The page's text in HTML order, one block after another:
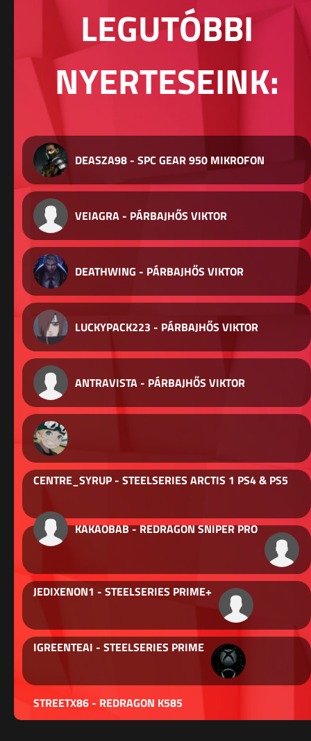
LEGUTÓBBI
NYERTESEINK:
DEASZA98 - SPC GEAR 950 MIKROFON
VEIAGRA - PÁRBAJHŐS VIKTOR
DEATHWING - PÁRBAJHŐS VIKTOR
LUCKYPACK223 - PÁRBAJHŐS VIKTOR
ANTRAVISTA - PÁRBAJHŐS VIKTOR
CENTRE_SYRUP - STEELSERIES ARCTIS 1 PS4 & PS5
KAKAOBAB - REDRAGON SNIPER PRO
JEDIXENON1 - STEELSERIES PRIME+
IGREENTEAI - STEELSERIES PRIME
STREETX86 - REDRAGON K585